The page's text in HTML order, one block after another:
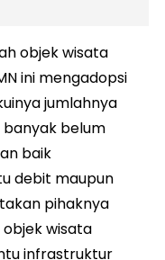
objek wisata
ini mengadopsi
jumlahnya
belum
baik
debit maupun
pihaknya
wisata
infrastruktur